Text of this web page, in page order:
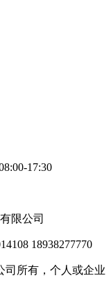
17:30
限公司
18938277770
司所有，个人或企业